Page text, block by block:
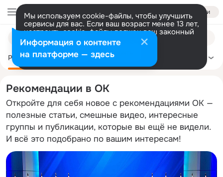
Войти
Мы используем cookie-файлы, чтобы улучшить
сервисы для вас. Если ваш возраст менее 13 лет,
настроить cookie-файлы должен ваш законный
представитель. Больше информации
Разрешить все Настроить
темам
Рекомендации Политика Здоровье Сделай сам
Рекомендации в ОК
Откройте для себя новое с рекомендациями ОК —
полезные статьи, смешные видео, интересные
группы и публикации, которые вы ещё не видели.
И всё это подобрано по вашим интересам!
Информация о контенте
на платформе — здесь